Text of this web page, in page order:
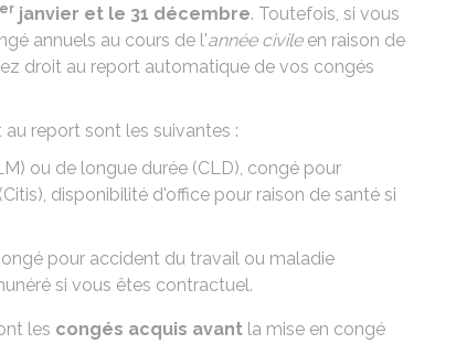
er janvier et le 31 décembre. Toutefois, si vous
annuels au cours de l'année civileen raison de
droit au report automatique de vos congés
report sont les suivantes :
ou de longue durée (CLD), congé pour
, disponibilité d'office pour raison de santé si
pour accident du travail ou maladie
si vous êtes contractuel.
les congés acquis avant la mise en congé